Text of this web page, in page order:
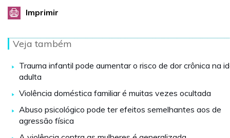
Imprimir
Veja também
Trauma infantil pode aumentar o risco de dor crônica na
adulta
Violência doméstica familiar é muitas vezes ocultada
Abuso psicológico pode ter efeitos semelhantes aos de
agressão física